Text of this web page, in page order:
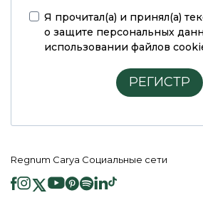
Я прочитал(а) и принял(а)
о защите персональных
использовании файлов
РЕГИСТР
Regnum Carya Социальные сети